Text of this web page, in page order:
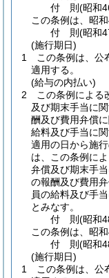
付 則(昭和
この条例は、昭
付 則(昭和
(施行期日)
1
この条例は、公
適用する。
(給与の内払い)
2
この条例による
及び期末手当に
酬及び費用弁償
給料及び手当に
適用の日から施
は、この条例に
弁償及び期末手
の報酬及び費用
員の給料及び手
とみなす。
付 則(昭和
この条例は、昭
付 則(昭和
(施行期日)
1
この条例は、公